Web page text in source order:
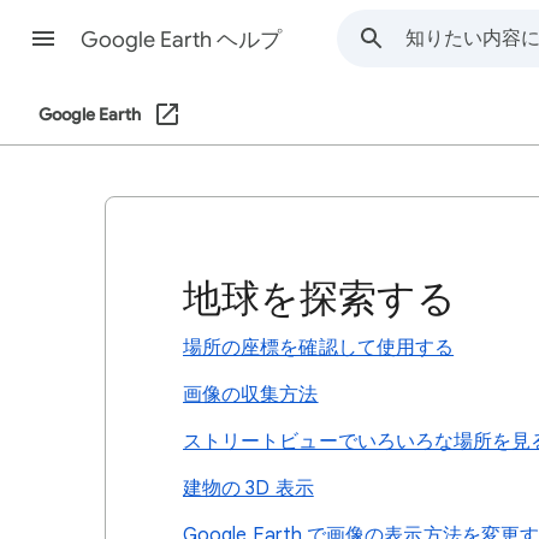
Google Earth ヘルプ
Google Earth
地球を探索する
場所の座標を確認して使用する
画像の収集方法
ストリートビューでいろいろな場所を見
建物の 3D 表示